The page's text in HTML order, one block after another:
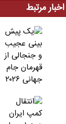
اخبار مرتبط